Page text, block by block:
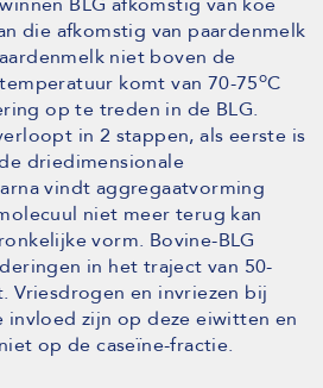
die afkomstig van paardenmelk
niet boven de
komt van 70-75oC
op te treden in de BLG.
in 2 stappen, als eerste is
driedimensionale
vindt aggregaatvorming
niet meer terug kan
vorm. Bovine-BLG
in het traject van 50-
Vriesdrogen en invriezen bij
invloed zijn op deze eiwitten en
op de caseïne-fractie.